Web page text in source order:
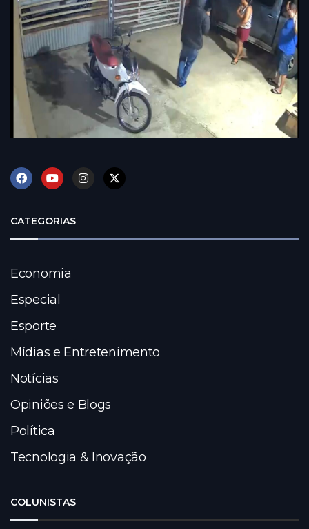
CATEGORIAS
Economia
Especial
Esporte
Mídias e Entretenimento
Notícias
Opiniões e Blogs
Política
Tecnologia & Inovação
COLUNISTAS